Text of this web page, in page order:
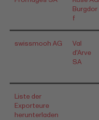
Burgdor
f
swissmooh AG
Val
d'Arve
SA
Liste der
Exporteure
herunterladen